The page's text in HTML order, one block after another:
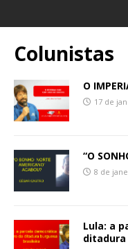
Colunistas
O
17 de
“O
8 de
Lula: a